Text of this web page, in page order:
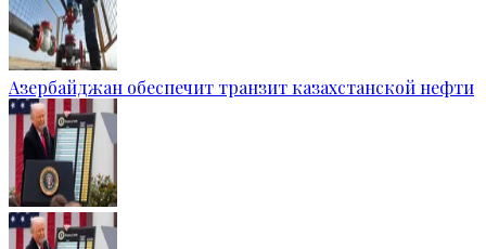
Азербайджан обеспечит транзит казахстанской нефти